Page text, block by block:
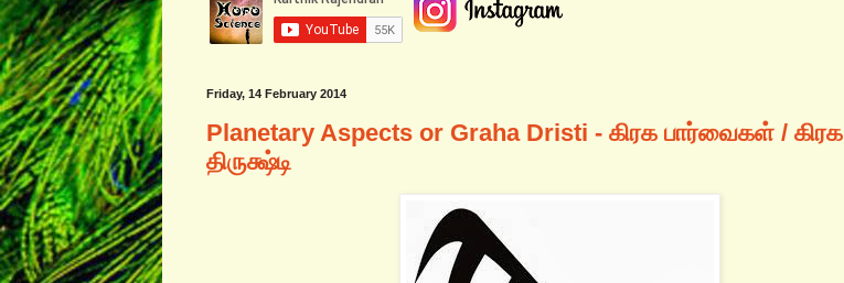
Friday, 14 February 2014
Planetary Aspects or Graha Dristi - கிரக பார்வைகள் / கிரக
திருக்ஷ்டி